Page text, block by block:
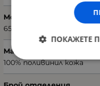
Модел чанта
657BHP0617
Материал
100% поливинил кожа
ПОКАЖЕТЕ